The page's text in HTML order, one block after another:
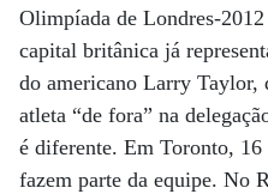
Olimpíada de Londres-
capital britânica já
do americano Larry Taylor,
atleta “de fora” na
é diferente. Em Toronto,
fazem parte da equipe. No